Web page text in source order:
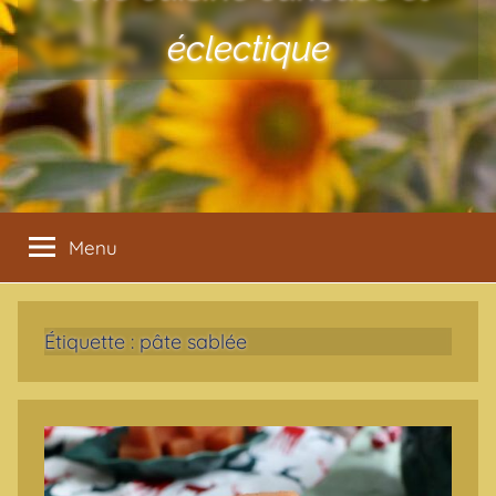
éclectique
Menu
Étiquette : pâte sablée